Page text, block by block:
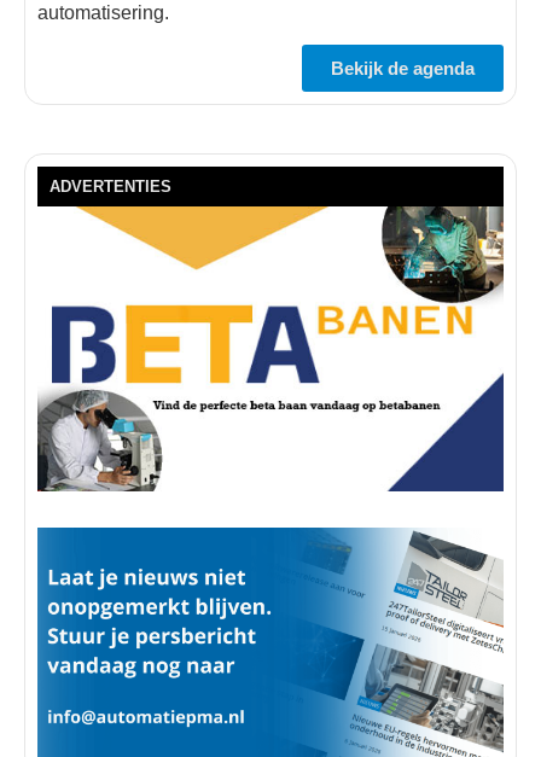
automatisering.
Bekijk de agenda
ADVERTENTIES